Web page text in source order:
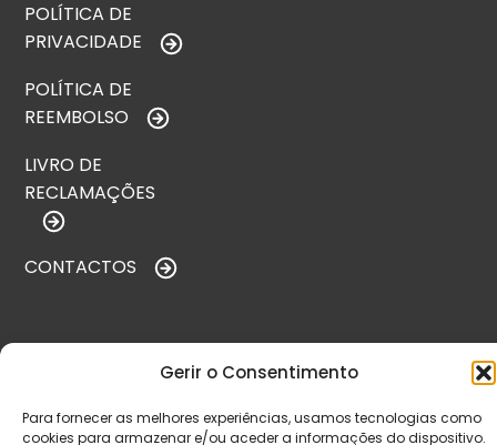
Gerir o Consentimento
Para fornecer as melhores experiências, usamos tecnologias como
cookies para armazenar e/ou aceder a informações do dispositivo.
POLÍTICA DE
PRIVACIDADE
POLÍTICA DE
REEMBOLSO
LIVRO DE
RECLAMAÇÕES
CONTACTOS